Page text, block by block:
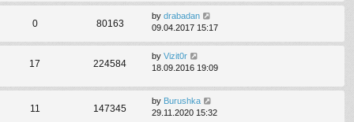
0 80163
by drabadan
09.04.2017 15:17
17 224584
by Vizit0r
18.09.2016 19:09
11 147345
by Burushka
29.11.2020 15:32